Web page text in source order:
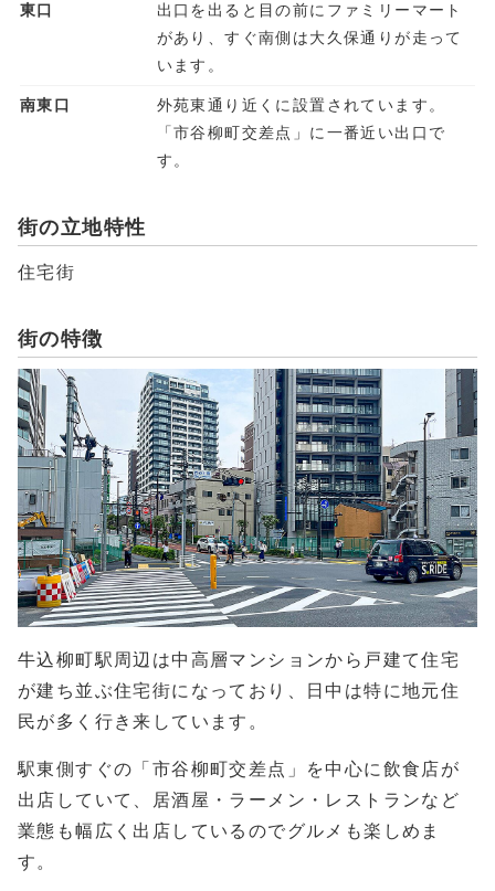
東口
出口を出ると目の前にファミリーマート
があり、すぐ南側は大久保通りが走って
います。
南東口
外苑東通り近くに設置されています。
「市谷柳町交差点」に一番近い出口で
す。
街の立地特性
住宅街
街の特徴
牛込柳町駅周辺は中高層マンションから戸建て住宅
が建ち並ぶ住宅街になっており、日中は特に地元住
民が多く行き来しています。
駅東側すぐの「市谷柳町交差点」を中心に飲食店が
出店していて、居酒屋・ラーメン・レストランなど
業態も幅広く出店しているのでグルメも楽しめま
す。